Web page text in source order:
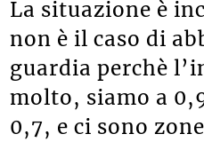
La situazione è
non è il caso di
guardia perchè
molto, siamo a
0,7, e ci sono